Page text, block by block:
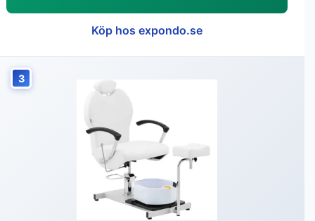
Köp hos expondo.se
3